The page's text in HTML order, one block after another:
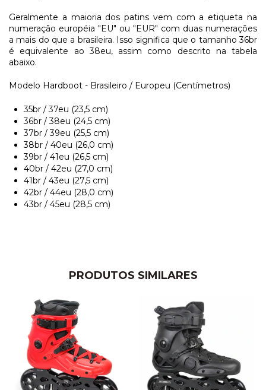
Geralmente a maioria dos patins vem com a etiqueta na
numeração européia "EU" ou "EUR" com duas numerações
a mais do que a brasileira. Isso significa que o tamanho 36br
é equivalente ao 38eu, assim como descrito na tabela
abaixo.
Modelo Hardboot - Brasileiro / Europeu (Centímetros)​
35br / 37eu (23,5 cm)
36br / 38eu (24,5 cm)
37br / 39eu (25,5 cm)
38br / 40eu (26,0 cm)
39br / 41eu (26,5 cm)
40br / 42eu (27,0 cm)
41br / 43eu (27,5 cm)
42br / 44eu (28,0 cm)
43br / 45eu (28,5 cm)
PRODUTOS SIMILARES